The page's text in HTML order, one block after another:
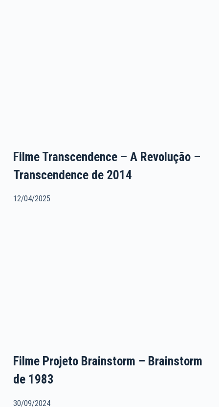
Filme Transcendence – A Revolução –
Transcendence de 2014
12/04/2025
Filme Projeto Brainstorm – Brainstorm
de 1983
30/09/2024